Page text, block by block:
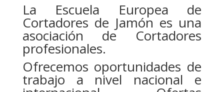
La Escuela Europea de
Cortadores de Jamón es una
asociación de Cortadores
profesionales.
Ofrecemos oportunidades de
trabajo a nivel nacional e